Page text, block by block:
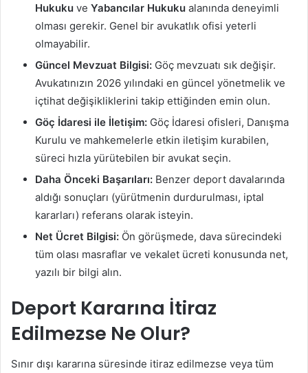
Hukuku ve Yabancılar Hukuku alanında deneyimli
olması gerekir. Genel bir avukatlık ofisi yeterli
olmayabilir.
Güncel Mevzuat Bilgisi: Göç mevzuatı sık değişir.
Avukatınızın 2026 yılındaki en güncel yönetmelik ve
içtihat değişikliklerini takip ettiğinden emin olun.
Göç İdaresi ile İletişim: Göç İdaresi ofisleri, Danışma
Kurulu ve mahkemelerle etkin iletişim kurabilen,
süreci hızla yürütebilen bir avukat seçin.
Daha Önceki Başarıları: Benzer deport davalarında
aldığı sonuçları (yürütmenin durdurulması, iptal
kararları) referans olarak isteyin.
Net Ücret Bilgisi: Ön görüşmede, dava sürecindeki
tüm olası masraflar ve vekalet ücreti konusunda net,
yazılı bir bilgi alın.
Deport Kararına İtiraz
Edilmezse Ne Olur?
Sınır dışı kararına süresinde itiraz edilmezse veya tüm